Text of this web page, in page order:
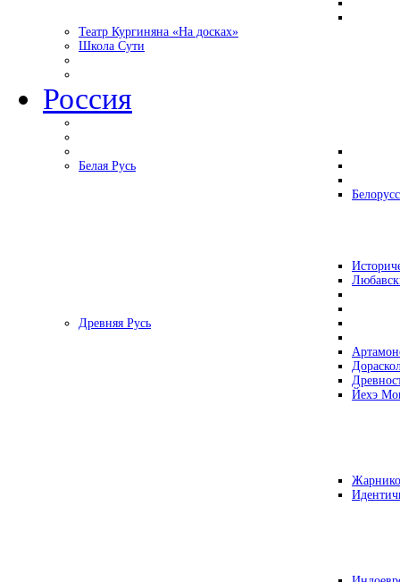
Театр Кургиняна «На досках»
Школа Сути
Россия
Белая Русь
Древняя Русь
Йехэ